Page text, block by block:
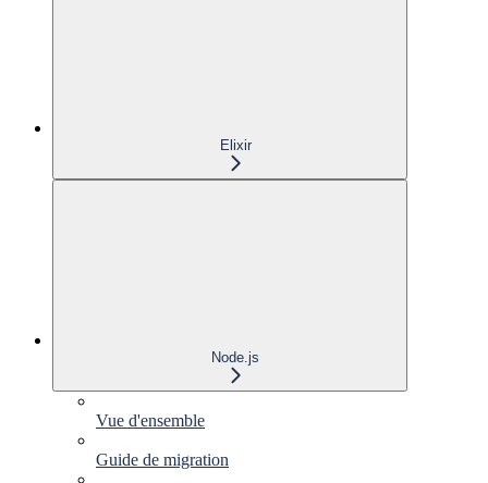
Elixir
Node.js
Vue d'ensemble
Guide de migration